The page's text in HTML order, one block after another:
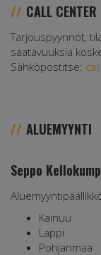
CALL
Tarjouspyynnöt,
saatavuuksia
Sähköpostitse:
ALUEMYYNTI
Seppo
Kainuu
Lappi
Pohjanmaa